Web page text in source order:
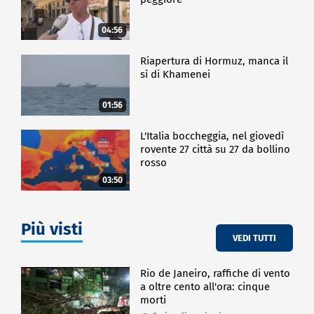
04:56
01:56
Riapertura di Hormuz, manca il
sì di Khamenei
03:50
L'Italia boccheggia, nel giovedì
rovente 27 città su 27 da bollino
rosso
Più visti VEDI TUTTI
Rio de Janeiro, raffiche di vento
a oltre cento all'ora: cinque
morti